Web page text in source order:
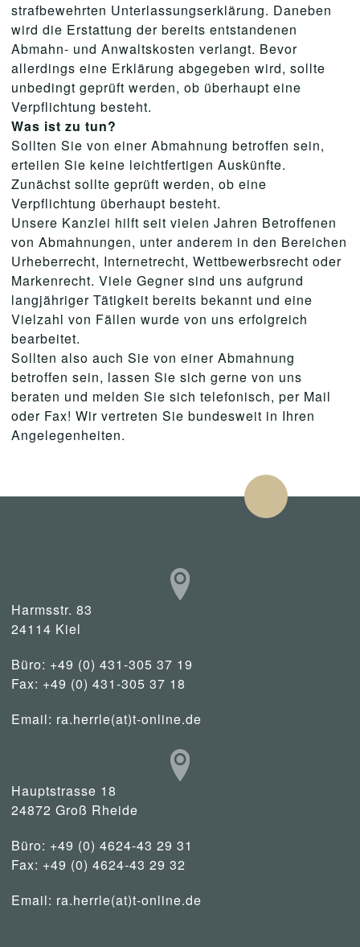
strafbewehrten Unterlassungserklärung. Daneben
wird die Erstattung der bereits entstandenen
Abmahn- und Anwaltskosten verlangt. Bevor
allerdings eine Erklärung abgegeben wird, sollte
unbedingt geprüft werden, ob überhaupt eine
Verpflichtung besteht.
Was ist zu tun?
Sollten Sie von einer Abmahnung betroffen sein,
erteilen Sie keine leichtfertigen Auskünfte.
Zunächst sollte geprüft werden, ob eine
Verpflichtung überhaupt besteht.
Unsere Kanzlei hilft seit vielen Jahren Betroffenen
von Abmahnungen, unter anderem in den Bereichen
Urheberrecht, Internetrecht, Wettbewerbsrecht oder
Markenrecht. Viele Gegner sind uns aufgrund
langjähriger Tätigkeit bereits bekannt und eine
Vielzahl von Fällen wurde von uns erfolgreich
bearbeitet.
Sollten also auch Sie von einer Abmahnung
betroffen sein, lassen Sie sich gerne von uns
beraten und melden Sie sich telefonisch, per Mail
oder Fax! Wir vertreten Sie bundesweit in Ihren
Angelegenheiten.
Harmsstr. 83
24114 Kiel
Büro: +49 (0) 431-305 37 19
Fax: +49 (0) 431-305 37 18
Email: ra.herrle(at)t-online.de
Hauptstrasse 18
24872 Groß Rheide
Büro: +49 (0) 4624-43 29 31
Fax: +49 (0) 4624-43 29 32
Email: ra.herrle(at)t-online.de